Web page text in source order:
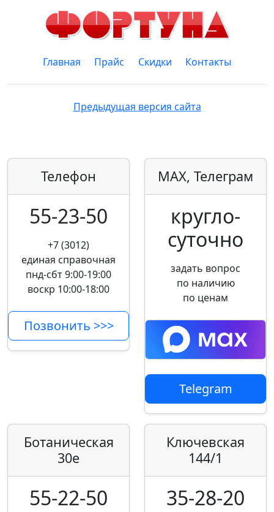
Главная Прайс Скидки Контакты
Предыдущая версия сайта
Телефон
55-23-50
+7 (3012)
единая справочная
пнд-сбт 9:00-19:00
воскр 10:00-18:00
Позвонить >>>
MAX, Телеграм
кругло­
суточно
задать вопрос
по наличию
по ценам
Telegram
Ботаническая
30е
55-22-50
Ключевская
144/1
35-28-20